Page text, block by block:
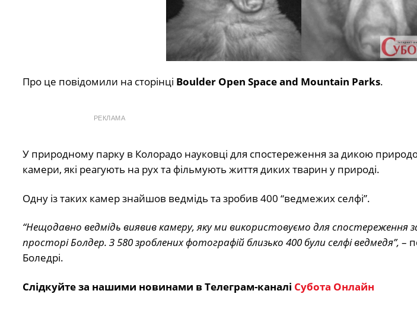
Про це повідомили на сторінці Boulder Open Space and Mountain Parks.
РЕКЛАМА
У природному парку в Колорадо науковці для спостереження за дикою
камери, які реагують на рух та фільмують життя диких тварин у природі.
Одну із таких камер знайшов ведмідь та зробив 400 “ведмежих селфі”.
“Нещодавно ведмідь виявив камеру, яку ми використовуємо для спостереження
просторі Болдер. З 580 зроблених фотографій близько 400 були селфі ведмедя”, –
Боледрі.
Слідкуйте за нашими новинами в Телеграм-каналі Субота Онлайн